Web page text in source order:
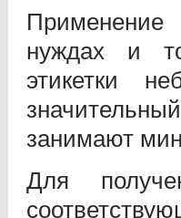
Применение
нуждах и
этикетки
занимают
Для